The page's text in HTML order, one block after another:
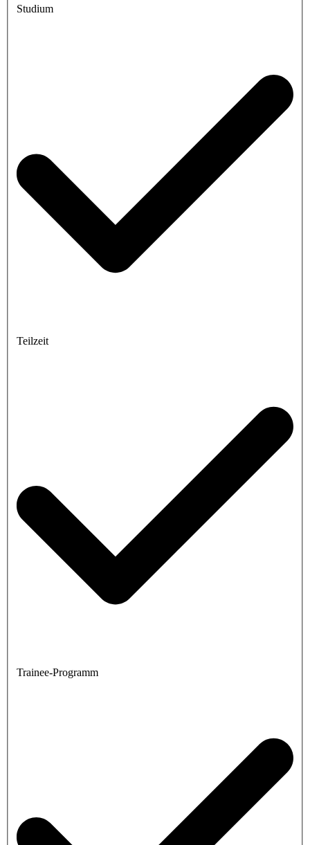
Studium
Teilzeit
Trainee-Programm